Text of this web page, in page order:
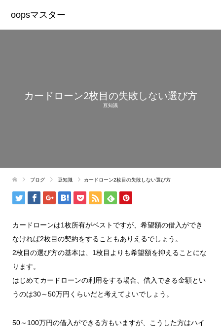
oopsマスター
カードローン2枚目の失敗しない選び方
豆知識
ブログ 豆知識 カードローン2枚目の失敗しない選び方
カードローンは1枚所有がベストですが、希望額の借入ができ
なければ2枚目の契約をすることもありえるでしょう。
2枚目の選び方の基本は、1枚目よりも希望額を抑えることにな
ります。
はじめてカードローンの利用をする場合、借入できる金額とい
うのは30～50万円くらいだと考えてよいでしょう。
50～100万円の借入ができる方もいますが、こうした方はハイ